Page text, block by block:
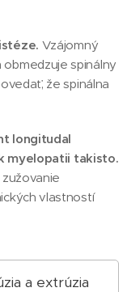
Vzájomný
spinálny
že spinálna
longitudal
myelopatii takisto.
vlastností
a extrúzia